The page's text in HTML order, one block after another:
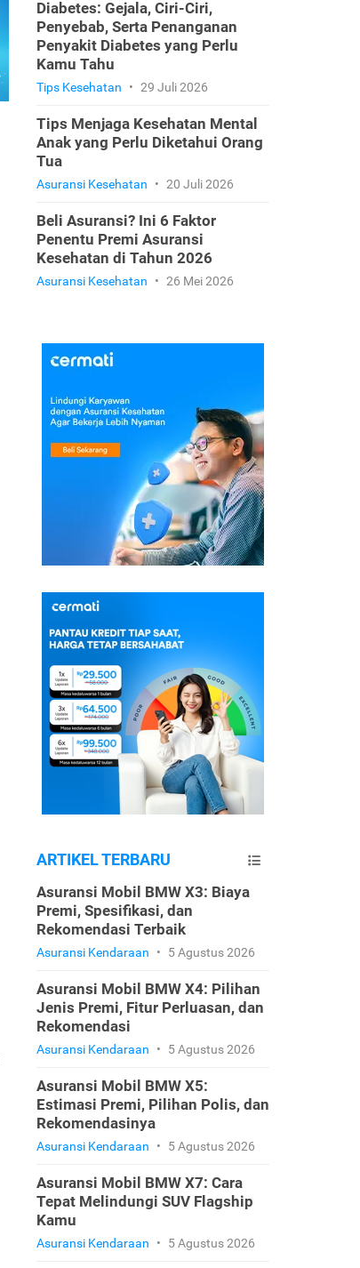
Diabetes: Gejala, Ciri-Ciri,
Penyebab, Serta Penanganan
Penyakit Diabetes yang Perlu
Kamu Tahu
Tips Kesehatan • 29 Juli 2026
Tips Menjaga Kesehatan Mental
Anak yang Perlu Diketahui Orang
Tua
Asuransi Kesehatan • 20 Juli 2026
Beli Asuransi? Ini 6 Faktor
Penentu Premi Asuransi
Kesehatan di Tahun 2026
Asuransi Kesehatan • 26 Mei 2026
ARTIKEL TERBARU
Asuransi Mobil BMW X3: Biaya
Premi, Spesifikasi, dan
Rekomendasi Terbaik
Asuransi Kendaraan • 5 Agustus 2026
Asuransi Mobil BMW X4: Pilihan
Jenis Premi, Fitur Perluasan, dan
Rekomendasi
Asuransi Kendaraan • 5 Agustus 2026
Asuransi Mobil BMW X5:
Estimasi Premi, Pilihan Polis, dan
Rekomendasinya
Asuransi Kendaraan • 5 Agustus 2026
Asuransi Mobil BMW X7: Cara
Tepat Melindungi SUV Flagship
Kamu
Asuransi Kendaraan • 5 Agustus 2026